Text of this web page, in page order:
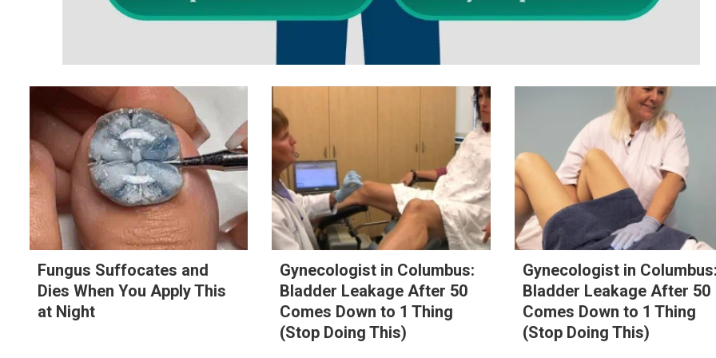
Fungus Suffocates and
Dies When You Apply This
at Night
Gynecologist in Columbus:
Bladder Leakage After 50
Comes Down to 1 Thing
(Stop Doing This)
Gynecologist in
Bladder Leakage After 50
Comes Down to 1 Thing
(Stop Doing This)